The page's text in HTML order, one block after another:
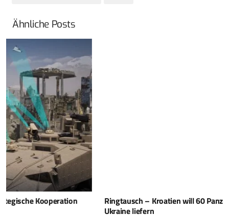
Ähnliche Posts
Ringtausch – Kroatien will 60 Panzerfahrzeuge in die